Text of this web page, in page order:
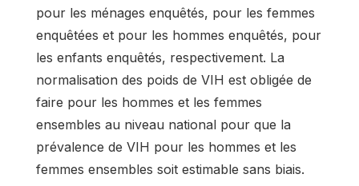
pour les ménages enquêtés, pour les femmes
enquêtées et pour les hommes enquêtés, pour
les enfants enquêtés, respectivement. La
normalisation des poids de VIH est obligée de
faire pour les hommes et les femmes
ensembles au niveau national pour que la
prévalence de VIH pour les hommes et les
femmes ensembles soit estimable sans biais.